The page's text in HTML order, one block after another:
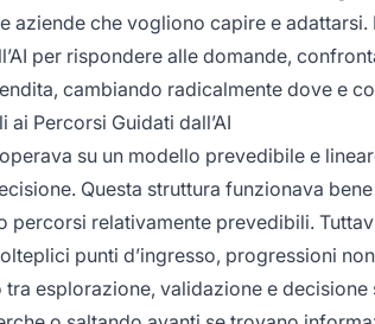
aziende che vogliono capire e
per rispondere alle domande,
cambiando radicalmente dove e
ai Percorsi Guidati dall’AI
operava su un modello prevedibile e
Questa struttura funzionava
percorsi relativamente prevedibili.
punti d’ingresso, progressioni
esplorazione, validazione e